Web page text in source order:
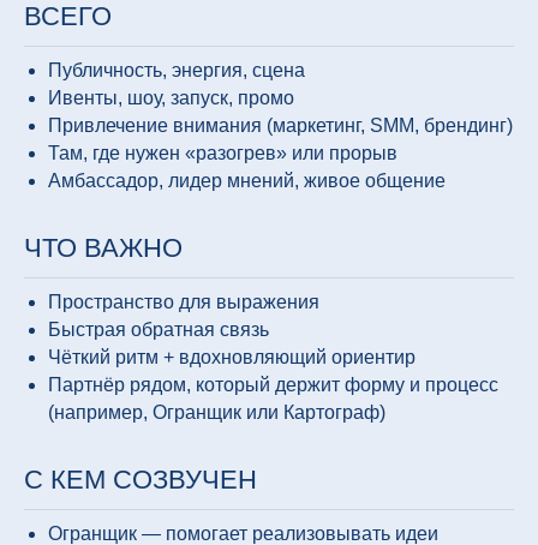
ВСЕГО
Публичность, энергия, сцена
Ивенты, шоу, запуск, промо
Привлечение внимания (маркетинг, SMM, брендинг)
Там, где нужен «разогрев» или прорыв
Амбассадор, лидер мнений, живое общение
ЧТО ВАЖНО
Пространство для выражения
Быстрая обратная связь
Чёткий ритм + вдохновляющий ориентир
Партнёр рядом, который держит форму и процесс
(например, Огранщик или Картограф)
С КЕМ СОЗВУЧЕН
Огранщик — помогает реализовывать идеи